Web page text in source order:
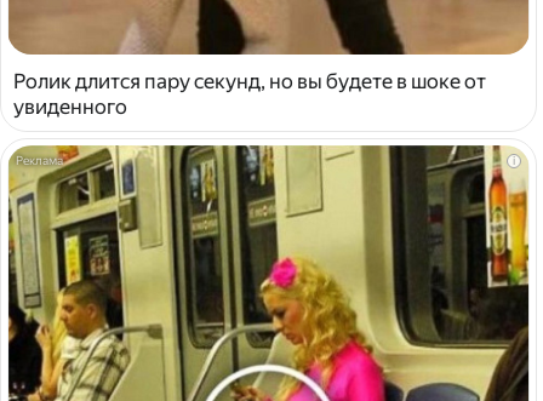
Ролик длится пару секунд, но вы будете в шоке от
увиденного
i